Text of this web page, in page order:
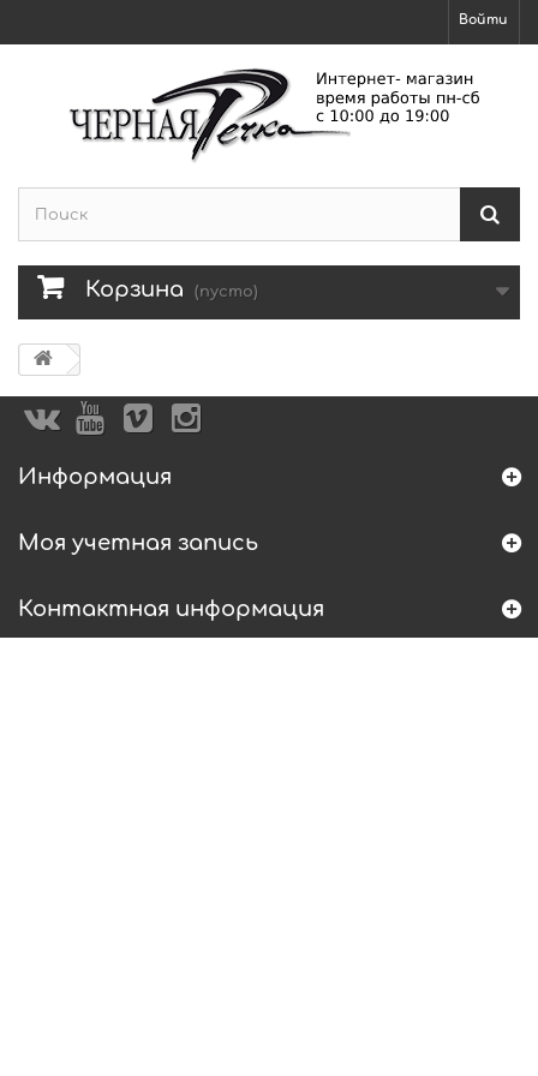
Войти
Корзина (пусто)
Информация
Моя учетная запись
Контактная информация